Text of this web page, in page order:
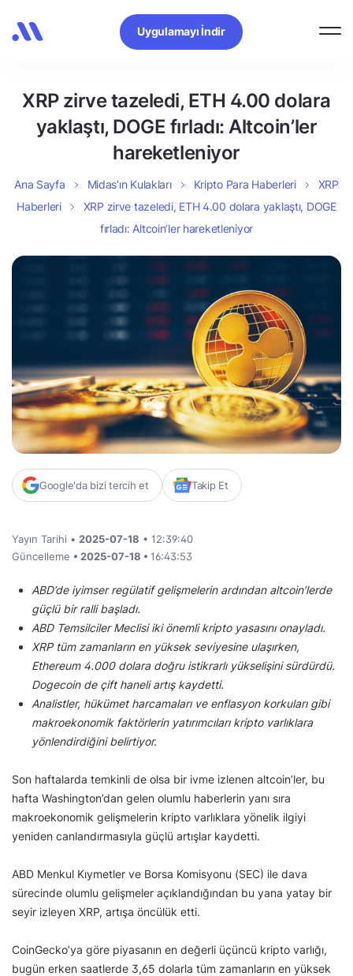
Uygulamayı İndir
XRP zirve tazeledi, ETH 4.00 dolara
yaklaştı, DOGE fırladı: Altcoin’ler
hareketleniyor
Ana Sayfa Midas’ın Kulakları Kripto Para Haberleri
XRP
Haberleri
XRP zirve tazeledi, ETH 4.00 dolara yaklaştı, DOGE
fırladı: Altcoin’ler hareketleniyor
Google'da bizi tercih et Takip Et
Yayın Tarihi • 2025-07-18 • 12:39:40
Güncelleme • 2025-07-18 • 16:43:53
ABD’de iyimser regülatif gelişmelerin ardından altcoin’lerde
güçlü bir ralli başladı.
ABD Temsilciler Meclisi iki önemli kripto yasasını onayladı.
XRP tüm zamanların en yüksek seviyesine ulaşırken,
Ethereum 4.000 dolara doğru istikrarlı yükselişini sürdürdü.
Dogecoin de çift haneli artış kaydetti.
Analistler, hükümet harcamaları ve enflasyon korkuları gibi
makroekonomik faktörlerin yatırımcıları kripto varlıklara
yönlendirdiğini belirtiyor.
Son haftalarda temkinli de olsa bir ivme izlenen altcoin’ler, bu
hafta Washington’dan gelen olumlu haberlerin yanı sıra
makroekonomik gelişmelerin kripto varlıklara yönelik ilgiyi
yeniden canlandırmasıyla güçlü artışlar kaydetti.
ABD Menkul Kıymetler ve Borsa Komisyonu (SEC) ile dava
sürecinde olumlu gelişmeler açıklandığından bu yana yatay bir
seyir izleyen XRP, artışa öncülük etti.
CoinGecko’ya göre piyasanın en değerli üçüncü kripto varlığı,
bugün erken saatlerde 3,65 dolarla tüm zamanların en yüksek